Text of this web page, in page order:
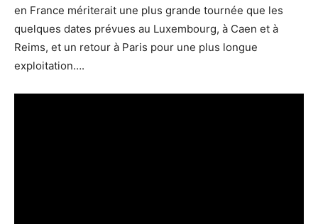
en France mériterait une plus grande tournée que les
quelques dates prévues au Luxembourg, à Caen et à
Reims, et un retour à Paris pour une plus longue
exploitation….